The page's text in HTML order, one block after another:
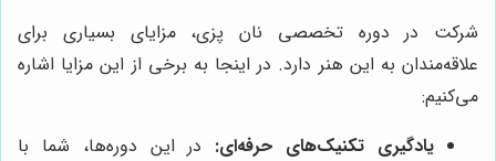
شرکت در دوره تخصصی نان پزی، مزایای بسیاری برای
علاقه‌مندان به این هنر دارد. در اینجا به برخی از این مزایا اشاره
می‌کنیم:
یادگیری تکنیک‌های حرفه‌ای: در این دوره‌ها، شما با